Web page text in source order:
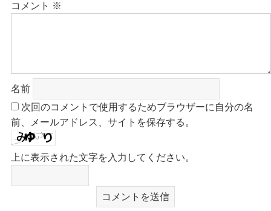
コメント ※
名前
次回のコメントで使用するためブラウザーに自分の名
前、メールアドレス、サイトを保存する。
上に表示された文字を入力してください。